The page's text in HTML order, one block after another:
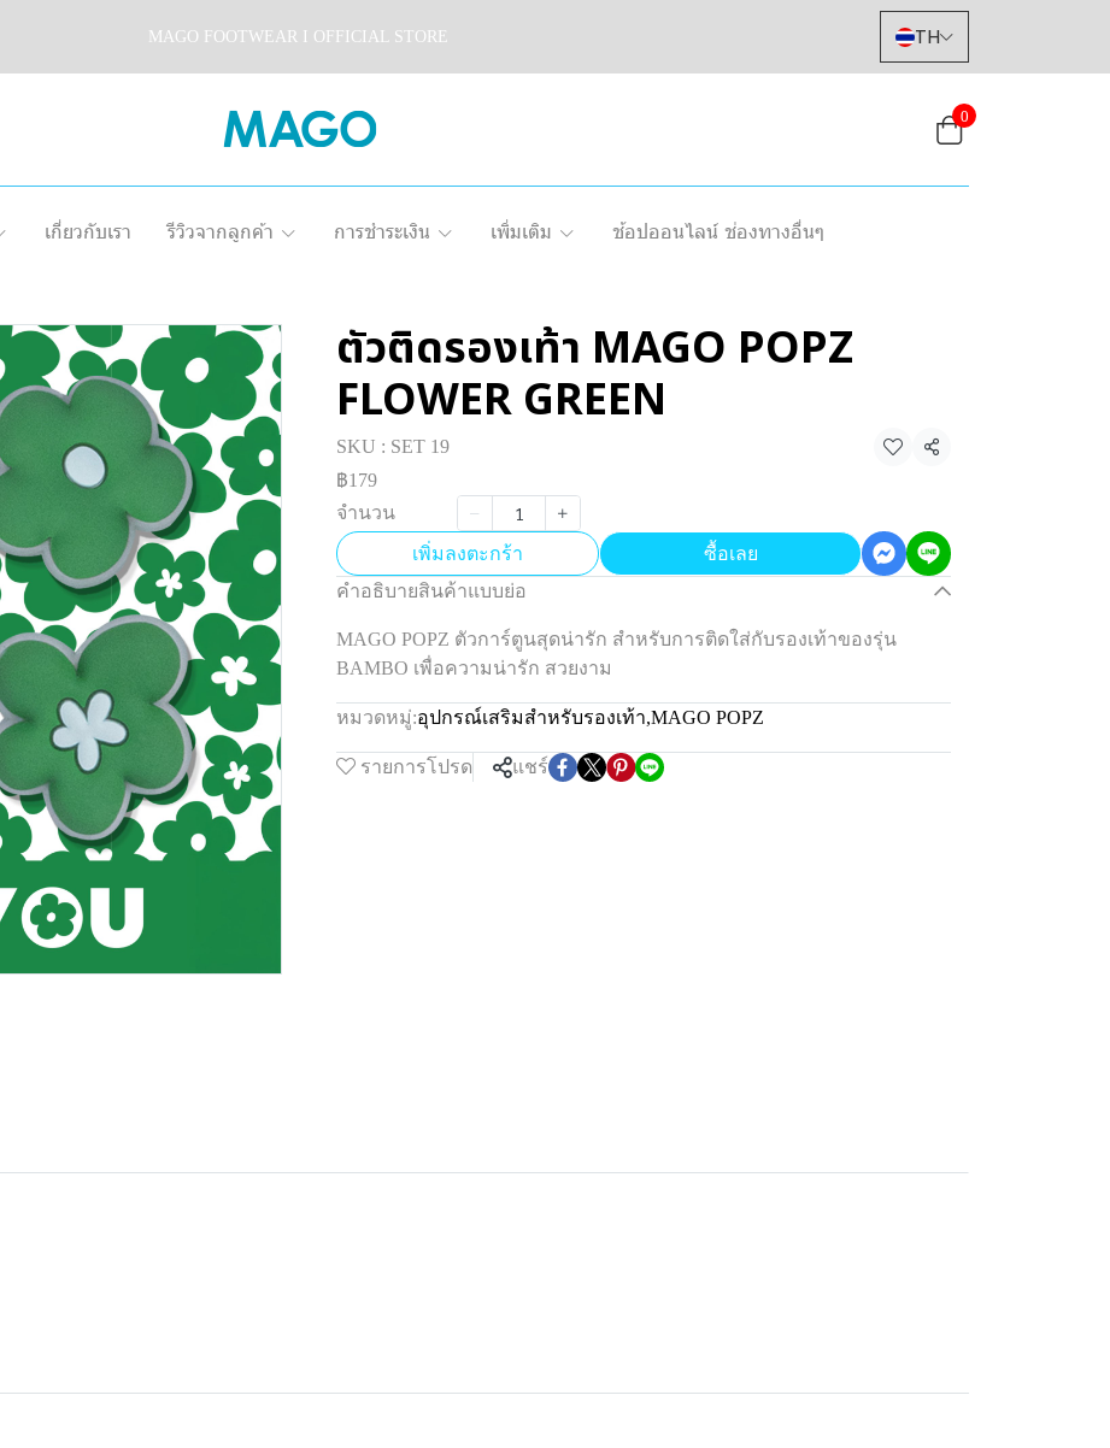
MAGO FOOTWEAR I OFFICIAL STORE TH
0
เกี่ยวกับเรา รีวิวจากลูกค้า การชำระเงิน เพิ่มเติม ช้อปออนไลน์ ช่องทางอื่นๆ
ตัวติดรองเท้า MAGO POPZ
FLOWER GREEN
SKU : SET 19
แชร์
฿179
จำนวน
เพิ่มลงตะกร้า
ซื้อเลย
คำอธิบายสินค้าแบบย่อ
MAGO POPZ ตัวการ์ตูนสุดน่ารัก สำหรับการติดใส่กับรองเท้าของรุ่น
BAMBO เพื่อความน่ารัก สวยงาม
หมวดหมู่:อุปกรณ์เสริมสำหรับรองเท้า,MAGO POPZ
รายการโปรด แชร์